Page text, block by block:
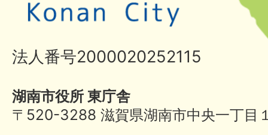
法人番号2000020252115
湖南市役所 東庁舎
〒520-3288 滋賀県湖南市中央一丁目